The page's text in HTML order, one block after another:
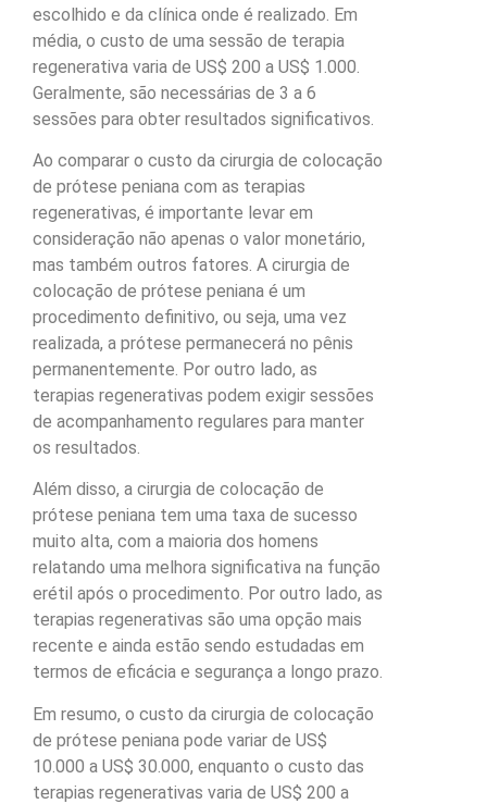
escolhido e da clínica onde é realizado. Em
média, o custo de uma sessão de terapia
regenerativa varia de US$ 200 a US$ 1.000.
Geralmente, são necessárias de 3 a 6
sessões para obter resultados significativos.
Ao comparar o custo da cirurgia de colocação
de prótese peniana com as terapias
regenerativas, é importante levar em
consideração não apenas o valor monetário,
mas também outros fatores. A cirurgia de
colocação de prótese peniana é um
procedimento definitivo, ou seja, uma vez
realizada, a prótese permanecerá no pênis
permanentemente. Por outro lado, as
terapias regenerativas podem exigir sessões
de acompanhamento regulares para manter
os resultados.
Além disso, a cirurgia de colocação de
prótese peniana tem uma taxa de sucesso
muito alta, com a maioria dos homens
relatando uma melhora significativa na função
erétil após o procedimento. Por outro lado, as
terapias regenerativas são uma opção mais
recente e ainda estão sendo estudadas em
termos de eficácia e segurança a longo prazo.
Em resumo, o custo da cirurgia de colocação
de prótese peniana pode variar de US$
10.000 a US$ 30.000, enquanto o custo das
terapias regenerativas varia de US$ 200 a